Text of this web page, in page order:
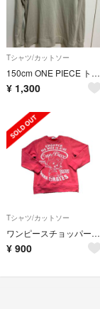
Tシャツ/カットソー
150cm ONE PIECE トレーナー
¥ 1,300
Tシャツ/カットソー
ワンピースチョッパートレーナー150cm
¥ 900